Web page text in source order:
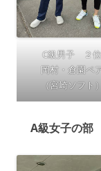
C級男子 ２位
岡村・倉園ペ
（宮崎ソフト）
A級女子の部